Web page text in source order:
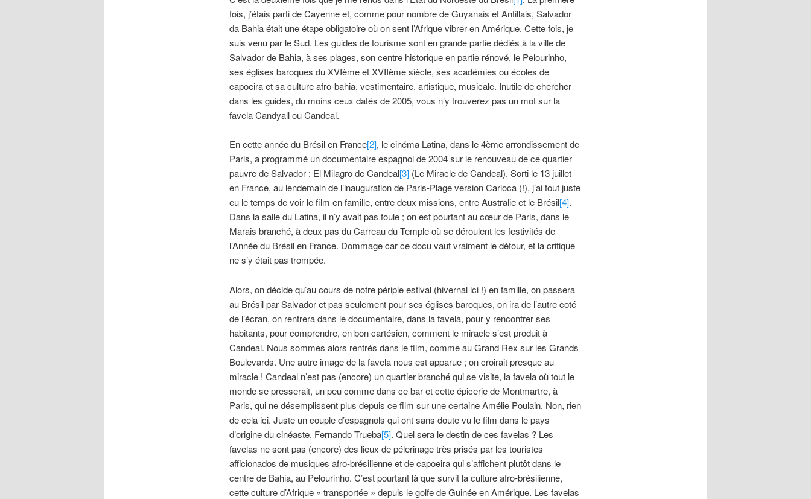
fois, j’étais parti de Cayenne et, comme pour nombre de Guyanais et Antillais, Salvador
da Bahia était une étape obligatoire où on sent l’Afrique vibrer en Amérique. Cette fois, je
suis venu par le Sud. Les guides de tourisme sont en grande partie dédiés à la ville de
Salvador de Bahia, à ses plages, son centre historique en partie rénové, le Pelourinho,
ses églises baroques du XVIème et XVIIème siècle, ses académies ou écoles de
capoeira et sa culture afro-bahia, vestimentaire, artistique, musicale. Inutile de chercher
dans les guides, du moins ceux datés de 2005, vous n’y trouverez pas un mot sur la
favela Candyall ou Candeal.
En cette année du Brésil en France[2], le cinéma Latina, dans le 4ème arrondissement de
Paris, a programmé un documentaire espagnol de 2004 sur le renouveau de ce quartier
pauvre de Salvador : El Milagro de Candeal[3](Le Miracle de Candeal). Sorti le 13 juillet
en France, au lendemain de l’inauguration de Paris-Plage version Carioca (!), j’ai tout juste
eu le temps de voir le film en famille, entre deux missions, entre Australie et le Brésil[4].
Dans la salle du Latina, il n’y avait pas foule ; on est pourtant au cœur de Paris, dans le
Marais branché, à deux pas du Carreau du Temple où se déroulent les festivités de
l’Année du Brésil en France. Dommage car ce docu vaut vraiment le détour, et la critique
ne s’y était pas trompée.
Alors, on décide qu’au cours de notre périple estival (hivernal ici !) en famille, on passera
au Brésil par Salvador et pas seulement pour ses églises baroques, on ira de l’autre coté
de l’écran, on rentrera dans le documentaire, dans la favela, pour y rencontrer ses
habitants, pour comprendre, en bon cartésien, comment le miracle s’est produit à
Candeal. Nous sommes alors rentrés dans le film, comme au Grand Rex sur les Grands
Boulevards. Une autre image de la favela nous est apparue ; on croirait presque au
miracle ! Candeal n’est pas (encore) un quartier branché qui se visite, la favela où tout le
monde se presserait, un peu comme dans ce bar et cette épicerie de Montmartre, à
Paris, qui ne désemplissent plus depuis ce film sur une certaine Amélie Poulain. Non, rien
de cela ici. Juste un couple d’espagnols qui ont sans doute vu le film dans le pays
d’origine du cinéaste, Fernando Trueba[5]. Quel sera le destin de ces favelas ? Les
favelas ne sont pas (encore) des lieux de pélerinage très prisés par les touristes
afficionados de musiques afro-brésilienne et de capoeira qui s’affichent plutôt dans le
centre de Bahia, au Pelourinho. C’est pourtant là que survit la culture afro-brésilienne,
cette culture d’Afrique « transportée » depuis le golfe de Guinée en Amérique. Les favelas